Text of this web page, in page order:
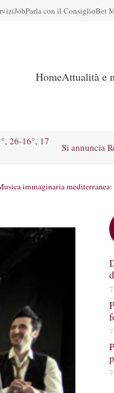
JobParla con il ConsiglioBet
HomeAttualità e
26-16°, 17
Si annuncia
immaginaria